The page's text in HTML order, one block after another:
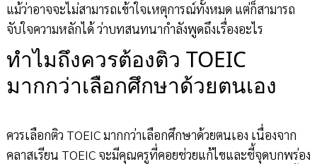
แม้ว่าอาจจะไม่สามารถเข้าใจเหตุการณ์ทั้งหมด แต่ก็สามารถ
จับใจความหลักได้ ว่าบทสนทนากำลังพูดถึงเรื่องอะไร
ทำไมถึงควรต้องติว TOEIC
มากกว่าเลือกศึกษาด้วยตนเอง
ควรเลือกติว TOEIC มากกว่าเลือกศึกษาด้วยตนเอง เนื่องจาก
คลาสเรียน TOEIC จะมีคุณครูที่คอยช่วยแก้ไขและชี้จุดบกพร่อง